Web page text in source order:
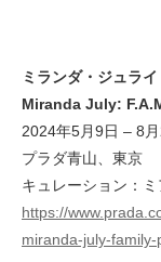
ミランダ・ジュラ
Miranda July:
2024年5月9日 – 8
プラダ青山、東京
キュレーション：
https://
miranda-july-